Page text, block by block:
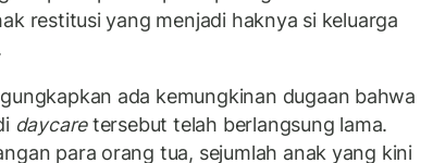
restitusi yang menjadi haknya si keluarga
ada kemungkinan dugaan bahwa
daycaretersebut telah berlangsung lama.
para orang tua, sejumlah anak yang kini